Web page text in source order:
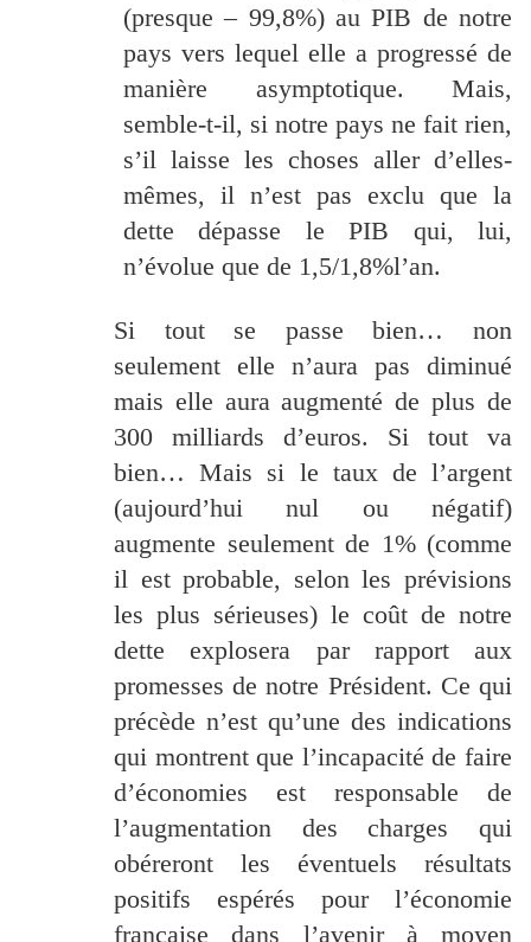
(presque – 99,8%) au PIB de notre
pays vers lequel elle a progressé de
manière asymptotique. Mais,
semble-t-il, si notre pays ne fait rien,
s’il laisse les choses aller d’elles-
mêmes, il n’est pas exclu que la
dette dépasse le PIB qui, lui,
n’évolue que de 1,5/1,8%l’an.
Si tout se passe bien… non
seulement elle n’aura pas diminué
mais elle aura augmenté de plus de
300 milliards d’euros. Si tout va
bien… Mais si le taux de l’argent
(aujourd’hui nul ou négatif)
augmente seulement de 1% (comme
il est probable, selon les prévisions
les plus sérieuses) le coût de notre
dette explosera par rapport aux
promesses de notre Président. Ce qui
précède n’est qu’une des indications
qui montrent que l’incapacité de faire
d’économies est responsable de
l’augmentation des charges qui
obéreront les éventuels résultats
positifs espérés pour l’économie
française dans l’avenir à moyen